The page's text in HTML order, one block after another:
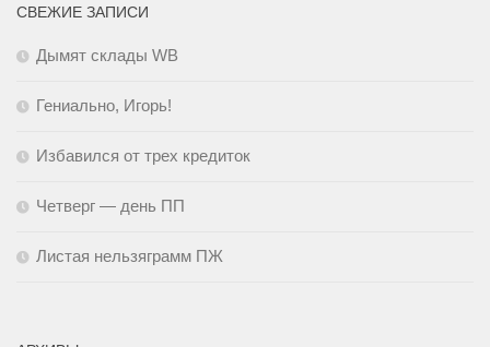
СВЕЖИЕ ЗАПИСИ
Дымят склады WB
Гениально, Игорь!
Избавился от трех кредиток
Четверг — день ПП
Листая нельзяграмм ПЖ